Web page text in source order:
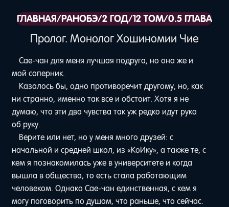
ГЛАВНАЯ/РАНОБЭ/2 ГОД/12 ТОМ/0.5 ГЛАВА
Пролог. Монолог Хошиномии Чие
Сае-чан для меня лучшая подруга, но она же и
мой соперник.
Казалось бы, одно противоречит другому, но, как
ни странно, именно так все и обстоит. Хотя я не
думаю, что эти два чувства так уж редко идут рука
об руку.
Верите или нет, но у меня много друзей: с
начальной и средней школ, из «КоИку», а также те, с
кем я познакомилась уже в университете и когда
вышла в общество, то есть стала работающим
человеком. Однако Сае-чан единственная, с кем я
могу поговорить по душам, что раньше, что сейчас.